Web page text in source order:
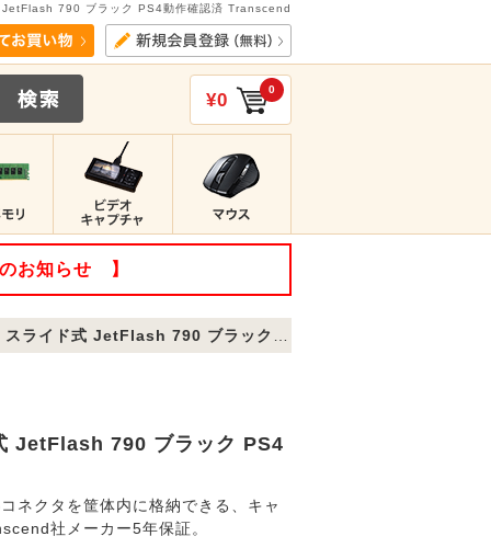
790 ブラック PS4動作確認済 Transcend
¥0 0
お知らせ 】
790 ブラック PS4動作確認済 Transcend
JetFlash 790 ブラック PS4
ネクタを筐体内に格納できる、キャ
社メーカー5年保証。